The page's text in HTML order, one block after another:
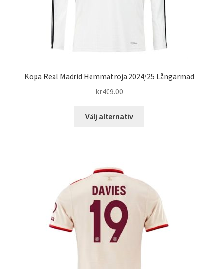
Köpa Real Madrid Hemmatröja 2024/25 Långärmad
kr409.00
Välj alternativ
De
olika
alternativen
kan
väljas